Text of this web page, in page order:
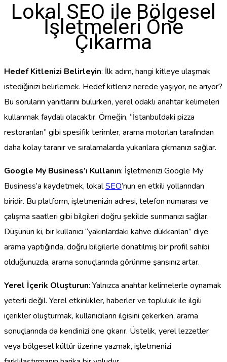
Lokal SEO ile Bölgesel
İşletmeleri Öne
Çıkarma
Hedef Kitlenizi Belirleyin: İlk adım, hangi kitleye ulaşmak
istediğinizi belirlemek. Hedef kitleniz nerede yaşıyor, ne arıyor?
Bu soruların yanıtlarını bulurken, yerel odaklı anahtar kelimeleri
kullanmak faydalı olacaktır. Örneğin, “İstanbul’daki pizza
restoranları” gibi spesifik terimler, arama motorları tarafından
daha kolay taranır ve sıralamalarda yukarılara çıkmanızı sağlar.
Google My Business’ı Kullanın: İşletmenizi Google My
Business’a kaydetmek, lokalSEO’nun en etkili yollarından
biridir. Bu platform, işletmenizin adresi, telefon numarası ve
çalışma saatleri gibi bilgileri doğru şekilde sunmanızı sağlar.
Düşünün ki, bir kullanıcı “yakınlardaki kahve dükkanları” diye
arama yaptığında, doğru bilgilerle donatılmış bir profil sahibi
olduğunuzda, arama sonuçlarında görünme şansınız artar.
Yerel İçerik Oluşturun: Yalnızca anahtar kelimelerle oynamak
yeterli değil. Yerel etkinlikler, haberler ve topluluk ile ilgili
içerikler oluşturmak, kullanıcıların ilgisini çekerken, arama
sonuçlarında da kendinizi öne çıkarır. Üstelik, yerel lezzetler
veya bölgesel kültür üzerine yazmak, işletmenizi